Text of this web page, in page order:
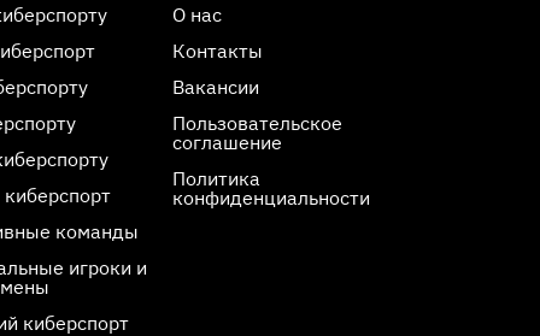
команды
игроки и
киберспорт
О нас
Контакты
Вакансии
Пользовательское
соглашение
Политика
конфиденциальности